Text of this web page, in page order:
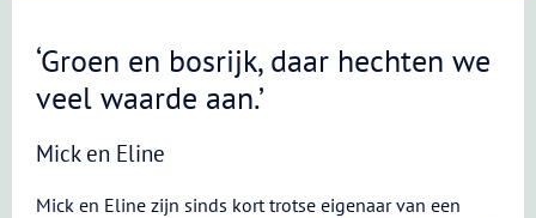
‘Groen en bosrijk, daar hechten we
veel waarde aan.’
Mick en Eline
Mick en Eline zijn sinds kort trotse eigenaar van een